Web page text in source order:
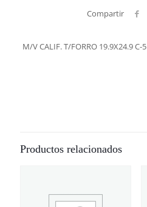
Compartir
M/V CALIF. T/FORRO 19.9X24.9 C-5
Productos relacionados